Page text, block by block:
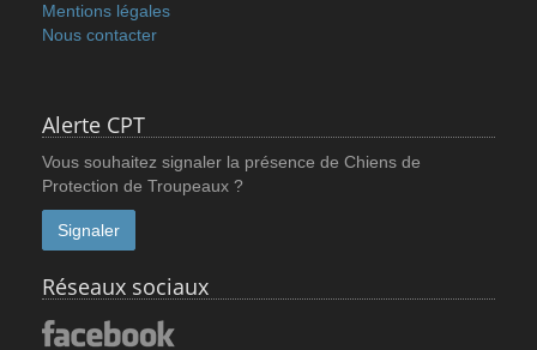
Mentions légales
Nous contacter
Alerte CPT
Vous souhaitez signaler la présence de Chiens de
Protection de Troupeaux ?
Signaler
Réseaux sociaux